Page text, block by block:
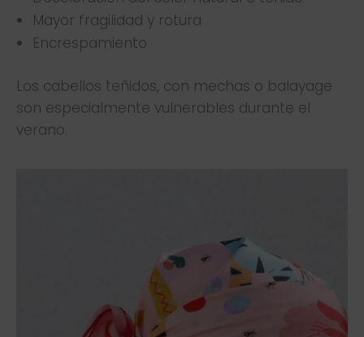
Mayor fragilidad y rotura
Encrespamiento
Los cabellos teñidos, con mechas o balayage
son especialmente vulnerables durante el
verano.